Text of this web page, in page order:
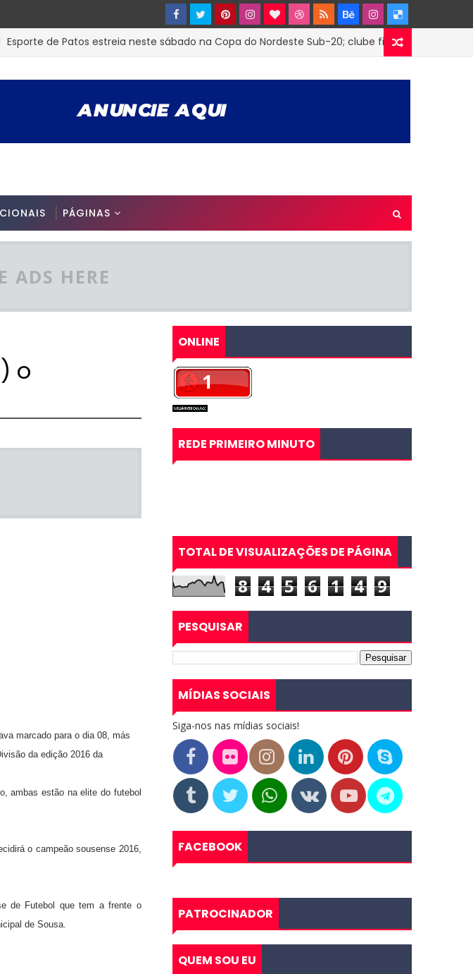
de Patos estreia neste sábado na Copa do Nordeste Sub-20; clube firmou parceria com o
PÁGINAS
ADS HERE
o
marcado para o dia 08, más
da edição 2016 da
ambas estão na elite do futebol
o campeão sousense 2016,
de Futebol que tem a frente o
de Sousa.
ONLINE
REDE PRIMEIRO MINUTO
TOTAL DE VISUALIZAÇÕES DE PÁGINA
8 4 5 6 1 4 9
PESQUISAR
MÍDIAS SOCIAIS
Siga-nos nas mídias sociais!
FACEBOOK
PATROCINADOR
QUEM SOU EU